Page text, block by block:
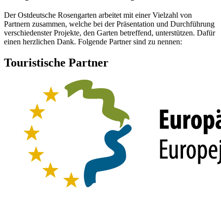
Der Ostdeutsche Rosengarten arbeitet mit einer Vielzahl von
Partnern zusammen, welche bei der Präsentation und Durchführung
verschiedenster Projekte, den Garten betreffend, unterstützen. Dafür
einen herzlichen Dank. Folgende Partner sind zu nennen:
Touristische Partner